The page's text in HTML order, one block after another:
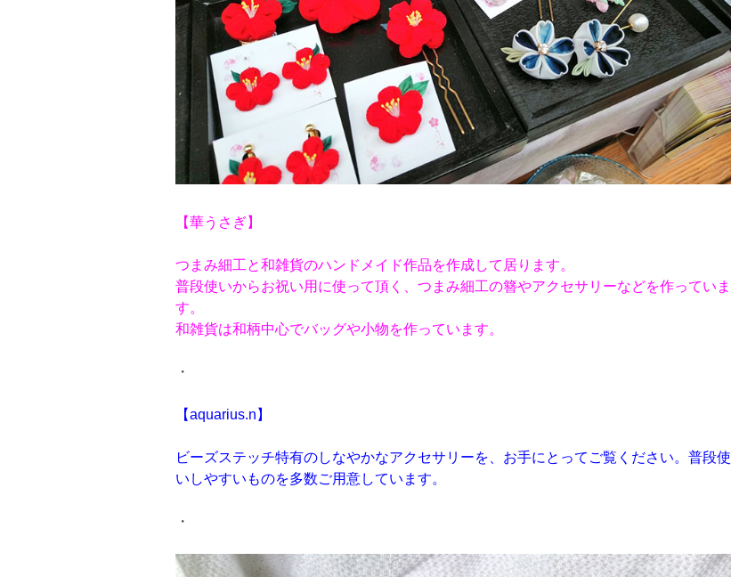
【華うさぎ】
つまみ細工と和雑貨のハンドメイド作品を作成して居ります。
普段使いからお祝い用に使って頂く、つまみ細工の簪やアクセサリーなどを作っていま
す。
和雑貨は和柄中心でバッグや小物を作っています。
・
【aquarius.n】
ビーズステッチ特有のしなやかなアクセサリーを、お手にとってご覧ください。普段使
いしやすいものを多数ご用意しています。
・